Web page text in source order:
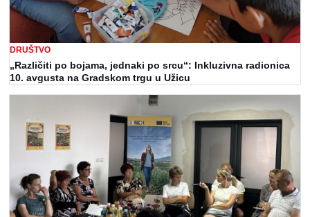
DRUŠTVO
„Različiti po bojama, jednaki po srcu“: Inkluzivna radionica
10. avgusta na Gradskom trgu u Užicu